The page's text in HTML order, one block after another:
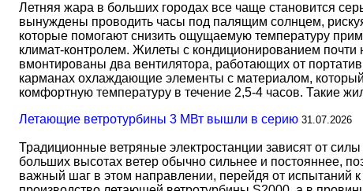
Летняя жара в больших городах все чаще становится
вынуждены проводить часы под палящим солнцем,
которые помогают снизить ощущаемую температуру
климат-контролем. Жилеты с кондиционированием
вмонтированы два вентилятора, работающих от
карманах охлаждающие элементы с материалом,
комфортную температуру в течение 2,5-4 часов. Такие
Летающие ветротурбины 3 МВт вышли в серию 31.07.2026
Традиционные ветряные электростанции зависят от
больших высотах ветер обычно сильнее и постояннее,
важный шаг в этом направлении, перейдя от испытаний